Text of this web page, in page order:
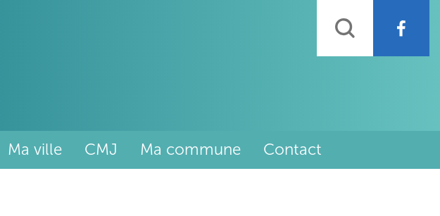
Ma ville CMJ Ma commune Contact